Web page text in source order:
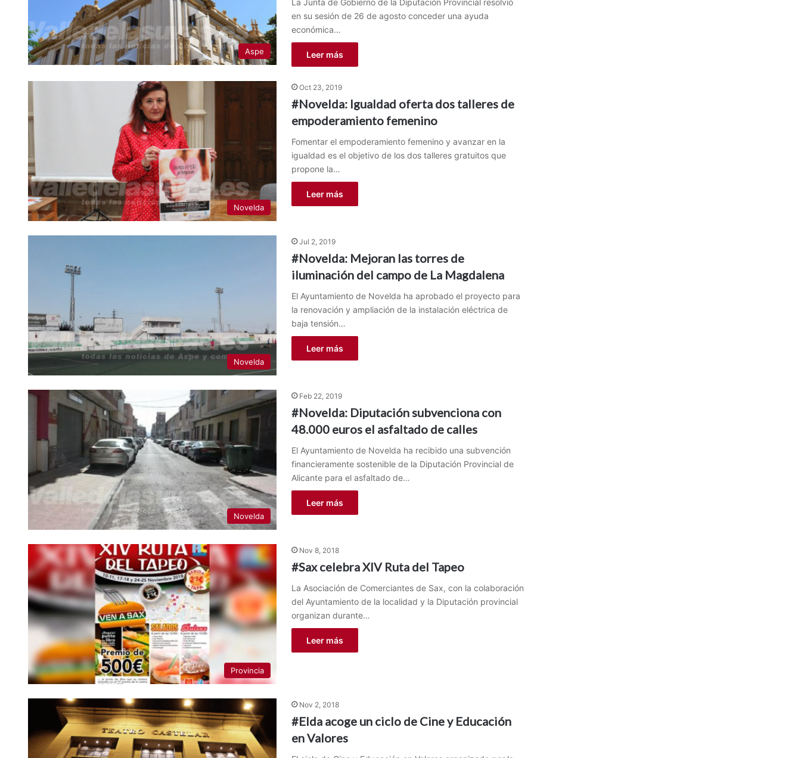
Aspe
La Junta de Gobierno de la Diputación Provincial resolvió
en su sesión de 26 de agosto conceder una ayuda
económica…
Leer más
Novelda
Oct 23, 2019
#Novelda: Igualdad oferta dos talleres de
empoderamiento femenino
Fomentar el empoderamiento femenino y avanzar en la
igualdad es el objetivo de los dos talleres gratuitos que
propone la…
Leer más
Novelda
Jul 2, 2019
#Novelda: Mejoran las torres de
iluminación del campo de La Magdalena
El Ayuntamiento de Novelda ha aprobado el proyecto para
la renovación y ampliación de la instalación eléctrica de
baja tensión…
Leer más
Novelda
Feb 22, 2019
#Novelda: Diputación subvenciona con
48.000 euros el asfaltado de calles
El Ayuntamiento de Novelda ha recibido una subvención
financieramente sostenible de la Diputación Provincial de
Alicante para el asfaltado de…
Leer más
Provincia
Nov 8, 2018
#Sax celebra XIV Ruta del Tapeo
La Asociación de Comerciantes de Sax, con la colaboración
del Ayuntamiento de la localidad y la Diputación provincial
organizan durante…
Leer más
Nov 2, 2018
#Elda acoge un ciclo de Cine y Educación
en Valores